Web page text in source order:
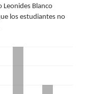
Leonides Blanco
los estudiantes no